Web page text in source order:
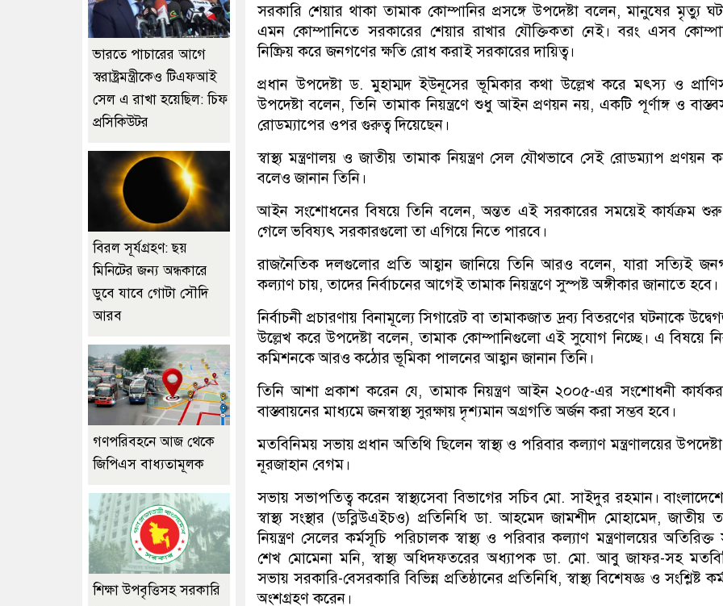
সরকারি শেয়ার থাকা তামাক কোম্পানির প্রসঙ্গে উপদেষ্টা বলেন, মানুষের মৃত্যু
এমন কোম্পানিতে সরকারের শেয়ার রাখার যৌক্তিকতা নেই। বরং এসব
নিষ্ক্রিয় করে জনগণের ক্ষতি রোধ করাই সরকারের দায়িত্ব।
প্রধান উপদেষ্টা ড. মুহাম্মদ ইউনূসের ভূমিকার কথা উল্লেখ করে মৎস্য ও
উপদেষ্টা বলেন, তিনি তামাক নিয়ন্ত্রণে শুধু আইন প্রণয়ন নয়, একটি পূর্ণাঙ্গ ও
রোডম্যাপের ওপর গুরুত্ব দিয়েছেন।
স্বাস্থ্য মন্ত্রণালয় ও জাতীয় তামাক নিয়ন্ত্রণ সেল যৌথভাবে সেই রোডম্যাপ প্রণয়ন
বলেও জানান তিনি।
আইন সংশোধনের বিষয়ে তিনি বলেন, অন্তত এই সরকারের সময়েই কার্যক্রম
গেলে ভবিষ্যৎ সরকারগুলো তা এগিয়ে নিতে পারবে।
রাজনৈতিক দলগুলোর প্রতি আহ্বান জানিয়ে তিনি আরও বলেন, যারা সত্যিই
কল্যাণ চায়, তাদের নির্বাচনের আগেই তামাক নিয়ন্ত্রণে সুস্পষ্ট অঙ্গীকার জানাতে হবে।
নির্বাচনী প্রচারণায় বিনামূল্যে সিগারেট বা তামাকজাত দ্রব্য বিতরণের ঘটনাকে
উল্লেখ করে উপদেষ্টা বলেন, তামাক কোম্পানিগুলো এই সুযোগ নিচ্ছে। এ বিষয়ে
কমিশনকে আরও কঠোর ভূমিকা পালনের আহ্বান জানান তিনি।
তিনি আশা প্রকাশ করেন যে, তামাক নিয়ন্ত্রণ আইন ২০০৫-এর সংশোধনী
বাস্তবায়নের মাধ্যমে জনস্বাস্থ্য সুরক্ষায় দৃশ্যমান অগ্রগতি অর্জন করা সম্ভব হবে।
মতবিনিময় সভায় প্রধান অতিথি ছিলেন স্বাস্থ্য ও পরিবার কল্যাণ মন্ত্রণালয়ের
নূরজাহান বেগম।
সভায় সভাপতিত্ব করেন স্বাস্থ্যসেবা বিভাগের সচিব মো. সাইদুর রহমান। বাংলাদেশে
স্বাস্থ্য সংস্থার (ডব্লিউএইচও) প্রতিনিধি ডা. আহমেদ জামশীদ মোহামেদ, জাতীয়
নিয়ন্ত্রণ সেলের কর্মসূচি পরিচালক স্বাস্থ্য ও পরিবার কল্যাণ মন্ত্রণালয়ের অতিরিক্ত
শেখ মোমেনা মনি, স্বাস্থ্য অধিদফতরের অধ্যাপক ডা. মো. আবু জাফর-সহ
সভায় সরকারি-বেসরকারি বিভিন্ন প্রতিষ্ঠানের প্রতিনিধি, স্বাস্থ্য বিশেষজ্ঞ ও সংশ্লিষ্ট
অংশগ্রহণ করেন।
ভারতে পাচারের আগে
স্বরাষ্ট্রমন্ত্রীকেও টিএফআই
সেল এ রাখা হয়েছিল: চিফ
প্রসিকিউটর
বিরল সূর্যগ্রহণ: ছয়
মিনিটের জন্য অন্ধকারে
ডুবে যাবে গোটা সৌদি
আরব
গণপরিবহনে আজ থেকে
জিপিএস বাধ্যতামূলক
শিক্ষা উপবৃত্তিসহ সরকারি